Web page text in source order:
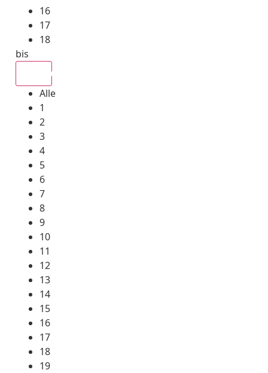
16
17
18
bis
Alle
1
2
3
4
5
6
7
8
9
10
11
12
13
14
15
16
17
18
19